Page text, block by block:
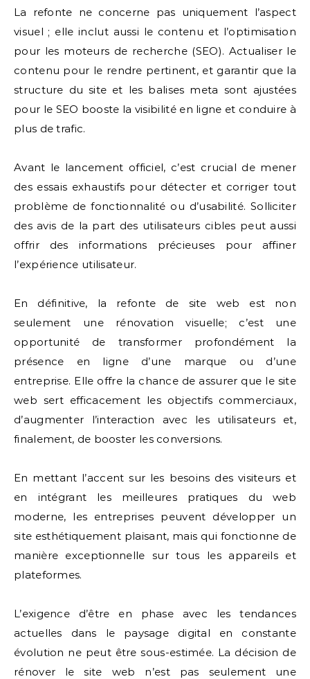
La refonte ne concerne pas uniquement l’aspect
visuel ; elle inclut aussi le contenu et l’optimisation
pour les moteurs de recherche (SEO). Actualiser le
contenu pour le rendre pertinent, et garantir que la
structure du site et les balises meta sont ajustées
pour le SEO booste la visibilité en ligne et conduire à
plus de trafic.
Avant le lancement officiel, c’est crucial de mener
des essais exhaustifs pour détecter et corriger tout
problème de fonctionnalité ou d’usabilité. Solliciter
des avis de la part des utilisateurs cibles peut aussi
offrir des informations précieuses pour affiner
l’expérience utilisateur.
En définitive, la refonte de site web est non
seulement une rénovation visuelle; c’est une
opportunité de transformer profondément la
présence en ligne d’une marque ou d’une
entreprise. Elle offre la chance de assurer que le site
web sert efficacement les objectifs commerciaux,
d’augmenter l’interaction avec les utilisateurs et,
finalement, de booster les conversions.
En mettant l’accent sur les besoins des visiteurs et
en intégrant les meilleures pratiques du web
moderne, les entreprises peuvent développer un
site esthétiquement plaisant, mais qui fonctionne de
manière exceptionnelle sur tous les appareils et
plateformes.
L’exigence d’être en phase avec les tendances
actuelles dans le paysage digital en constante
évolution ne peut être sous-estimée. La décision de
rénover le site web n’est pas seulement une